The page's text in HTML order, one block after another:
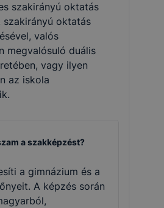
szakirányú oktatás
szakirányú oktatás
valós
megvalósuló duális
vagy ilyen
az iskola
a szakképzést?
a gimnázium és a
A képzés során
akkor kerül a
Ön egy webhelyet látogat
funkcióval rendelkeznek.
gyűjtenek, megjegyzik a
és általánosságban
használatát.
alkalmas adatokat. Így ezek